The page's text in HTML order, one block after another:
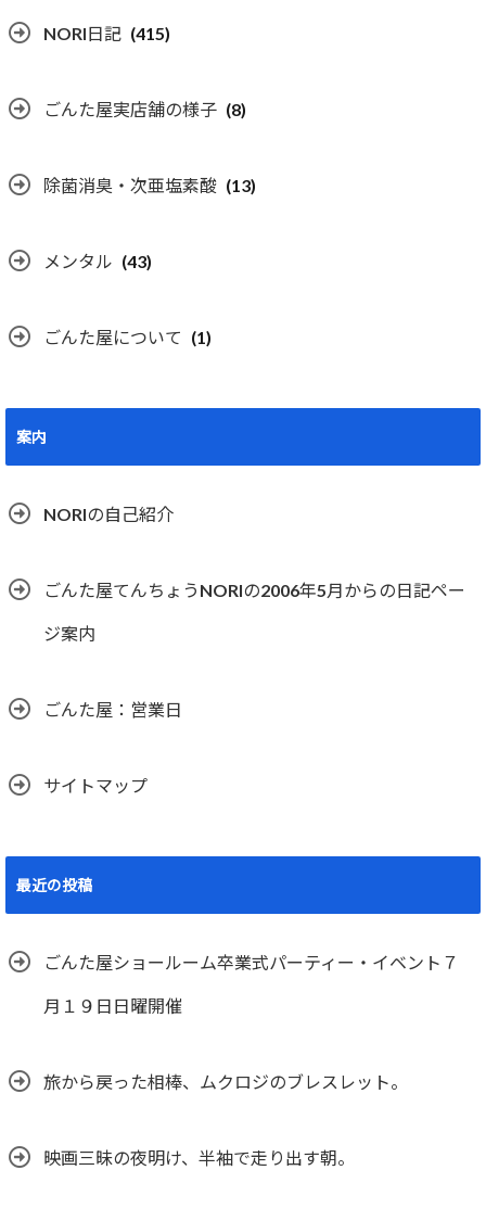
NORI日記 (415)
ごんた屋実店舗の様子 (8)
除菌消臭・次亜塩素酸 (13)
メンタル (43)
ごんた屋について (1)
案内
NORIの自己紹介
ごんた屋てんちょうNORIの2006年5月からの日記ペー
ジ案内
ごんた屋：営業日
サイトマップ
最近の投稿
ごんた屋ショールーム卒業式パーティー・イベント７
月１９日日曜開催
旅から戻った相棒、ムクロジのブレスレット。
映画三昧の夜明け、半袖で走り出す朝。